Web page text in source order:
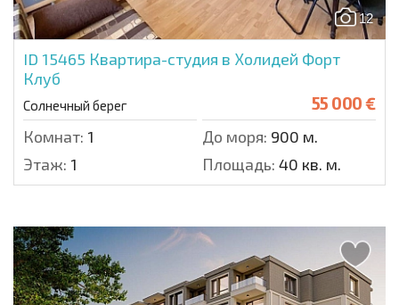
12
ID 15465 Квартира-студия в Холидей Форт
Клуб
Солнечный берег 55 000 €
Комнат: 1 До моря: 900 м.
Этаж: 1 Площадь: 40 кв. м.